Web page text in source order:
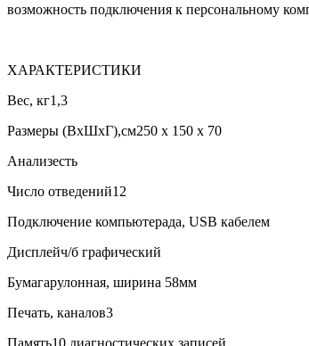
возможность подключения к персональному
ХАРАКТЕРИСТИКИ
Вес, кг1,3
Размеры (ВxШxГ),см250 x 150 x 70
Анализесть
Число отведений12
Подключение компьютерада, USB кабелем
Дисплейч/б графический
Бумагарулонная, ширина 58мм
Печать, каналов3
Память10 диагностических записей